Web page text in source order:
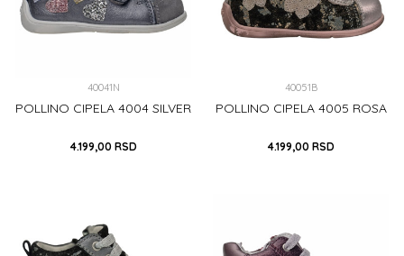
40041N
POLLINO CIPELA 4004 SILVER
4.199,00 RSD
40051B
POLLINO CIPELA 4005 ROSA
4.199,00 RSD